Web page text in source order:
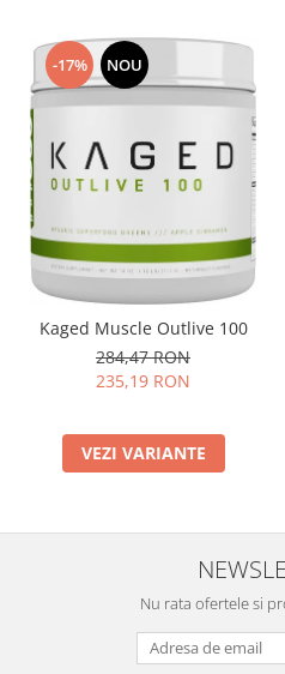
-17% NOU
Kaged Muscle Outlive 100
284,47 RON
235,19 RON
VEZI VARIANTE
Nu rata ofertele si